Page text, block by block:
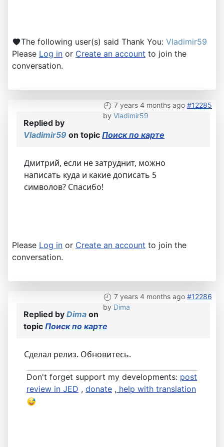
The following user(s) said Thank You: Vladimir59
Please Log in or Create an account to join the
conversation.
7 years 4 months ago #12285
by Vladimir59
Replied by
Vladimir59 on topic Поиск по карте
Дмитрий, если не затруднит, можно
написать куда и какие дописать 5
символов? Спасибо!
Please Log in or Create an account to join the
conversation.
7 years 4 months ago #12286
by Dima
Replied by Dima on
topic Поиск по карте
Сделал релиз. Обновитесь.
Don't forget support my developments: post
review in JED , donate , help with translation